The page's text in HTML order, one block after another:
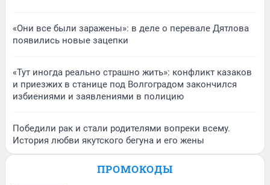
«Они все были заражены»: в деле о перевале Дятлова
появились новые зацепки
«Тут иногда реально страшно жить»: конфликт казаков
и приезжих в станице под Волгоградом закончился
избиениями и заявлениями в полицию
Победили рак и стали родителями вопреки всему.
История любви якутского бегуна и его жены
ПРОМОКОДЫ